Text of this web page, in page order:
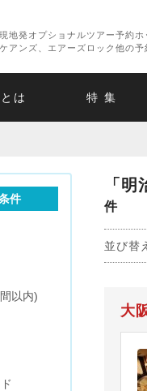
現地発オプショナルツアー予約ホ
ケアンズ、エアーズロック他の予
は 特 集
「
件
並び替
大
件
以内)